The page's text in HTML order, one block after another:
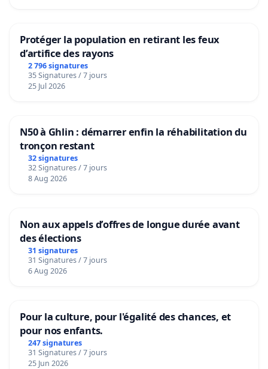
Protéger la population en retirant les feux
d’artifice des rayons
2 796 signatures
35 Signatures / 7 jours
25 Jul 2026
N50 à Ghlin : démarrer enfin la réhabilitation du
tronçon restant
32 signatures
32 Signatures / 7 jours
8 Aug 2026
Non aux appels d’offres de longue durée avant
des élections
31 signatures
31 Signatures / 7 jours
6 Aug 2026
Pour la culture, pour l'égalité des chances, et
pour nos enfants.
247 signatures
31 Signatures / 7 jours
25 Jun 2026